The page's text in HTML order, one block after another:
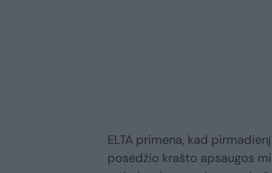
ELTA primena, kad
posėdžio krašto apsaugos